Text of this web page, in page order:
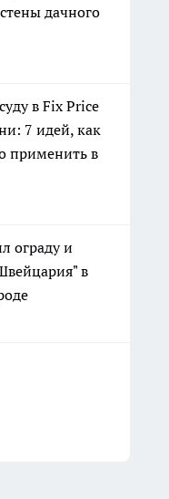
дачного
в Fix Price
7 идей, как
применить в
ограду и
в